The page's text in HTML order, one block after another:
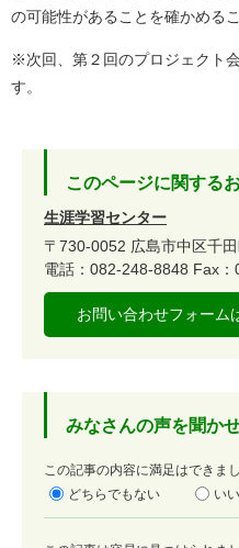
の可能性があることを確かめる
※次回、第２回のプロジェクト
す。
このページに関する
生涯学習センター
〒730-0052 広島市中区千
電話：082-248-8848 Fax
お問い合わせフォーム
みなさんの声を聞か
満
足
この記事の内容に満足はできま
どちらでもない
い